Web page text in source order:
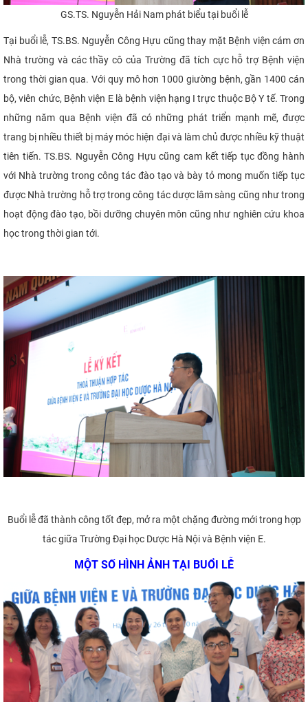
GS.TS. Nguyễn Hải Nam phát biểu tại buổi lễ
Tại buổi lễ, TS.BS. Nguyễn Công Hựu cũng thay mặt Bệnh viện cám ơn
Nhà trường và các thầy cô của Trường đã tích cực hỗ trợ Bệnh viện
trong thời gian qua. Với quy mô hơn 1000 giường bệnh, gần 1400 cán
bộ, viên chức, Bệnh viện E là bệnh viện hạng I trực thuộc Bộ Y tế. Trong
những năm qua Bệnh viện đã có những phát triển mạnh mẽ, được
trang bị nhiều thiết bị máy móc hiện đại và làm chủ được nhiều kỹ thuật
tiên tiến. TS.BS. Nguyễn Công Hựu cũng cam kết tiếp tục đồng hành
với Nhà trường trong công tác đào tạo và bày tỏ mong muốn tiếp tục
được Nhà trường hỗ trợ trong công tác dược lâm sàng cũng như trong
hoạt động đào tạo, bồi dưỡng chuyên môn cũng như nghiên cứu khoa
học trong thời gian tới.
Buổi lễ đã thành công tốt đẹp, mở ra một chặng đường mới trong hợp
tác giữa Trường Đại học Dược Hà Nội và Bệnh viện E.
MỘT SỐ HÌNH ẢNH TẠI BUỔI LỄ